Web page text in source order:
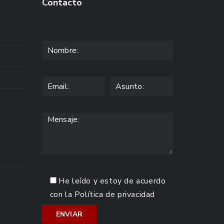
He leído y estoy de acuerdo
con la Política de privacidad